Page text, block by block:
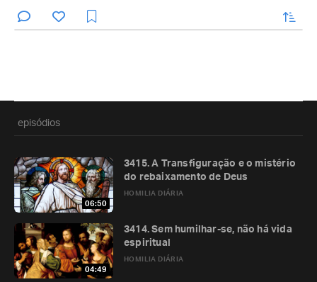
enviar
episódios
06:50
HOMILIA DIÁRIA
3415. A Transfiguração e o mistério
do rebaixamento de Deus
04:49
HOMILIA DIÁRIA
3414. Sem humilhar-se, não há vida
espiritual